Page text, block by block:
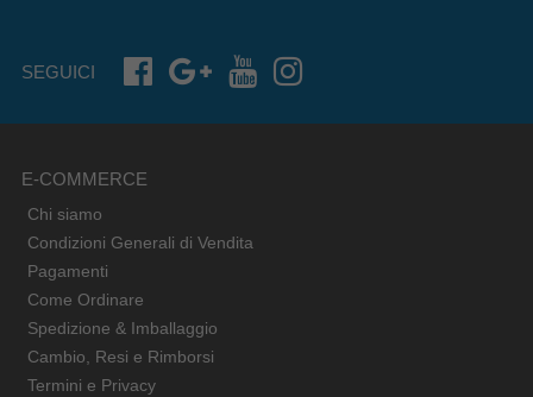
SEGUICI
E-COMMERCE
Chi siamo
Condizioni Generali di Vendita
Pagamenti
Come Ordinare
Spedizione & Imballaggio
Cambio, Resi e Rimborsi
Termini e Privacy